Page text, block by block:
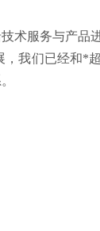
术服务与产品
我们已经和*